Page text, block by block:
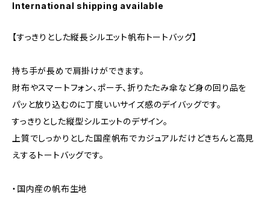
International shipping available
【すっきりとした縦長シルエット帆布トートバッグ】
持ち手が長めで肩掛けができます。
財布やスマートフォン、ポーチ、折りたたみ傘など身の回り品を
パッと放り込むのに丁度いいサイズ感のデイバッグです。
すっきりとした縦型シルエットのデザイン。
上質でしっかりとした国産帆布でカジュアルだけどきちんと高見
えするトートバッグです。
・国内産の帆布生地